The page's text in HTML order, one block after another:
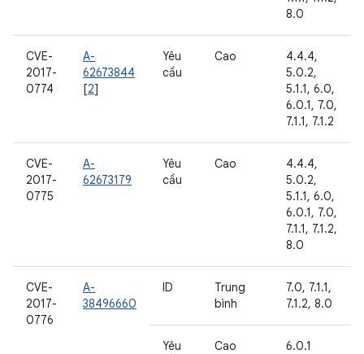
8.0
CVE-
2017-
0774
A-
62673844
[2]
Yêu
cầu
Cao
4.4.4,
5.0.2,
5.1.1, 6.0,
6.0.1, 7.0,
7.1.1, 7.1.2
CVE-
2017-
0775
A-
62673179
Yêu
cầu
Cao
4.4.4,
5.0.2,
5.1.1, 6.0,
6.0.1, 7.0,
7.1.1, 7.1.2,
8.0
CVE-
2017-
0776
A-
38496660
ID
Trung
bình
7.0, 7.1.1,
7.1.2, 8.0
Yêu
Cao 6.0.1